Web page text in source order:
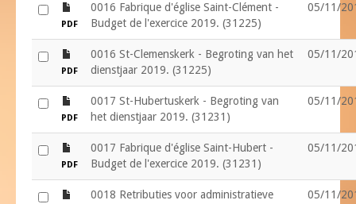
PDF
0016 Fabrique d'église Saint-Clément -
Budget de l'exercice 2019. (31225)
05/11/
PDF
0016 St-Clemenskerk - Begroting van het
dienstjaar 2019. (31225)
05/11/
PDF
0017 St-Hubertuskerk - Begroting van
het dienstjaar 2019. (31231)
05/11/
PDF
0017 Fabrique d'église Saint-Hubert -
Budget de l'exercice 2019. (31231)
05/11/
0018 Retributies voor administratieve 05/11/